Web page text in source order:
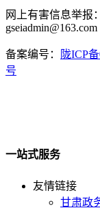
网上有害信息举报
gseiadmin@163.com
备案编号： 陇ICP
号
一站式服务
友情链接
甘肃政